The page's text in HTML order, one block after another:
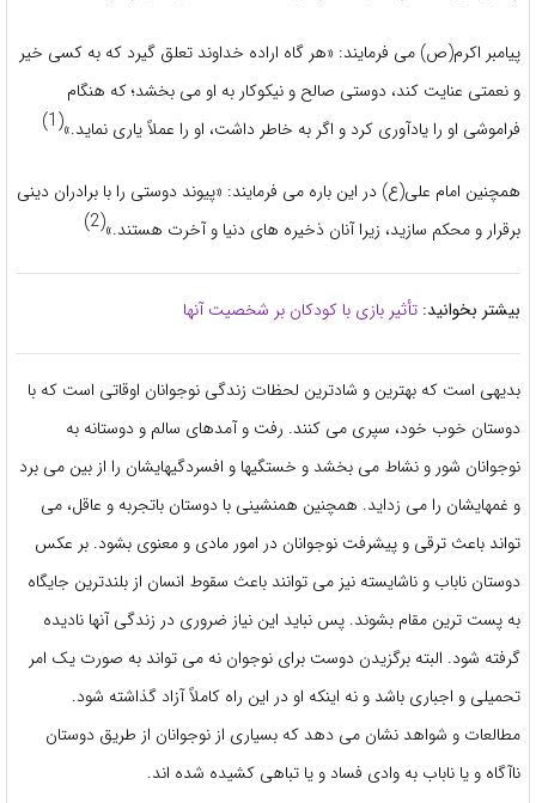
پیامبر اکرم(ص) می فرمایند: «هر گاه اراده خداوند تعلق گیرد که به کسی خیر
و نعمتی عنایت کند، دوستی صالح و نیکوکار به او می بخشد؛ که هنگام
فراموشی او را یادآوری کرد و اگر به خاطر داشت، او را عملاً یاری نماید.»(1)
همچنین امام علی(ع) در این باره می فرمایند: «پیوند دوستی را با برادران دینی
برقرار و محکم سازید، زیرا آنان ذخیره های دنیا و آخرت هستند.»(2)
بیشتر بخوانید: تأثیر بازی با کودکان بر شخصیت آنها
بدیهی است که بهترین و شادترین لحظات زندگی نوجوانان اوقاتی است که با
دوستان خوب خود، سپری می کنند. رفت و آمدهای سالم و دوستانه به
نوجوانان شور و نشاط می بخشد و خستگیها و افسردگیهایشان را از بین می برد
و غمهایشان را می زداید. همچنین همنشینی با دوستان باتجربه و عاقل، می
تواند باعث ترقی و پیشرفت نوجوانان در امور مادی و معنوی بشود. بر عکس
دوستان ناباب و ناشایسته نیز می توانند باعث سقوط انسان از بلندترین جایگاه
به پست ترین مقام بشوند. پس نباید این نیاز ضروری در زندگی آنها نادیده
گرفته شود. البته برگزیدن دوست برای نوجوان نه می تواند به صورت یک امر
تحمیلی و اجباری باشد و نه اینکه او در این راه کاملاً آزاد گذاشته شود.
مطالعات و شواهد نشان می دهد که بسیاری از نوجوانان از طریق دوستان
ناآگاه و یا ناباب به وادی فساد و یا تباهی کشیده شده اند.